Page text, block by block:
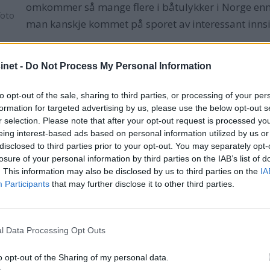
- Do Not Process My Personal Information
opt-out of the sale, sharing to third parties, or processing of your
for targeted advertising by us, please use the below opt-out
selection. Please note that after your opt-out request is processed
interest-based ads based on personal information utilized by us
to third parties prior to your opt-out. You may separately
of your personal information by third parties on the IAB’s list of
This information may also be disclosed by us to third parties on the
Participants that may further disclose it to other third parties.
Data Processing Opt Outs
opt-out of the Sharing of my personal data.
omkommer så mange flere i båtulykker i Norge
man kanskje kommet på sporet av interessant
ulykkene her til lands. Mannens natur forklarer
I Norge omkom det i fjor 39 personer knyttet til
flytevestpåbudet ble innført. I Norge omkom altså
viser 13 omkomne. Forklaringen er ikke Norges
havet. De aller fleste ulykkene her til lands
blant menn, men i stedet for å
ulykker i åpen sjø. Det vitner om godt sjømannskap